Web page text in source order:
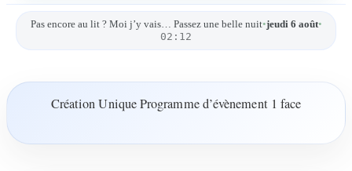
Pas encore au lit ? Moi j’y vais… Passez une belle nuit•jeudi 6 août•
02:12
Création Unique Programme d’évènement 1 face